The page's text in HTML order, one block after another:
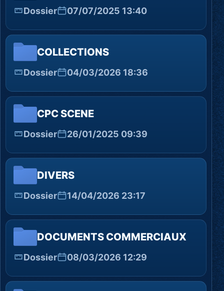
Dossier 07/07/2025 13:40
COLLECTIONS
Dossier 04/03/2026 18:36
CPC SCENE
Dossier 26/01/2025 09:39
DIVERS
Dossier 14/04/2026 23:17
DOCUMENTS COMMERCIAUX
Dossier 08/03/2026 12:29